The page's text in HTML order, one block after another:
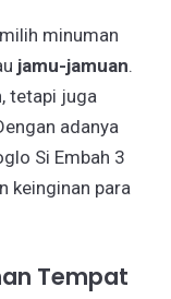
minuman
jamu-jamuan.
tetapi juga
adanya
Si Embah 3
keinginan para
Tempat